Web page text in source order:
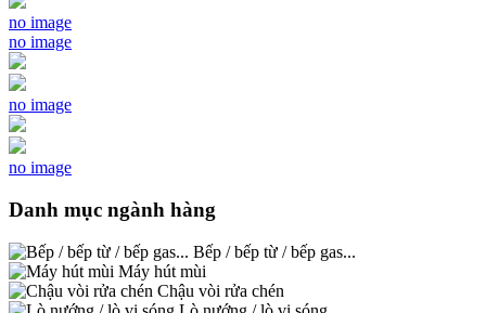
no image
no image
no image
no image
Danh mục ngành hàng
Bếp / bếp từ / bếp gas...
Máy hút mùi
Chậu vòi rửa chén